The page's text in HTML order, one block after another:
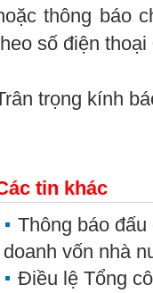
thông báo
số điện
trọng kính
tin khác
Thông báo
doanh vốn nhà
Điều lệ Tổng